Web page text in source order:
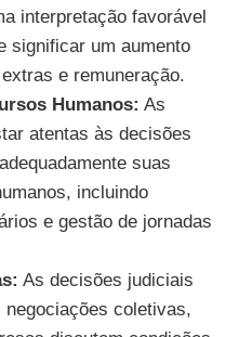
interpretação favorável
significar um aumento
e remuneração.
Humanos: As
atentas às decisões
suas
incluindo
e gestão de jornadas
As decisões judiciais
coletivas,